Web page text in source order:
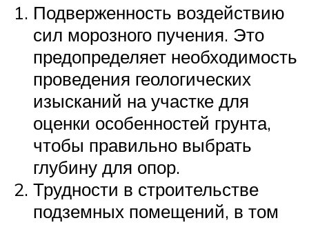
Подверженность воздействию
сил морозного пучения. Это
предопределяет необходимость
проведения геологических
изысканий на участке для
оценки особенностей грунта,
чтобы правильно выбрать
глубину для опор.
Трудности в строительстве
подземных помещений, в том